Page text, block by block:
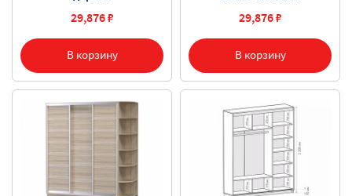
В корзину
29,876 ₽
В корзину
29,876 ₽